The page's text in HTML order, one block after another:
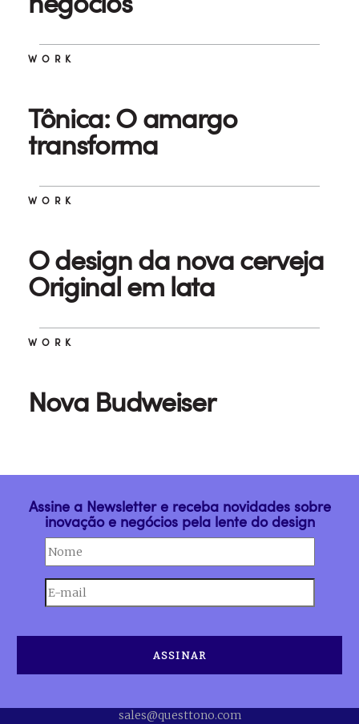
WORK
Tônica: O amargo
transforma
WORK
O design da nova cerveja
Original em lata
WORK
Nova Budweiser
Assine a Newsletter e receba novidades sobre
inovação e negócios pela lente do design
sales@questtono.com